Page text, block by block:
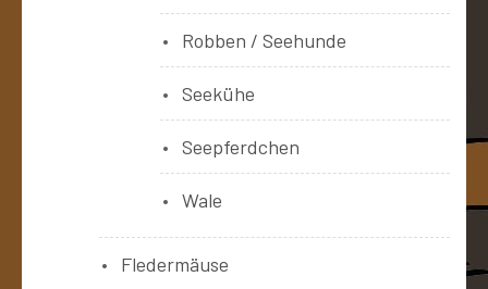
Robben / Seehunde
Seekühe
Seepferdchen
Wale
Fledermäuse